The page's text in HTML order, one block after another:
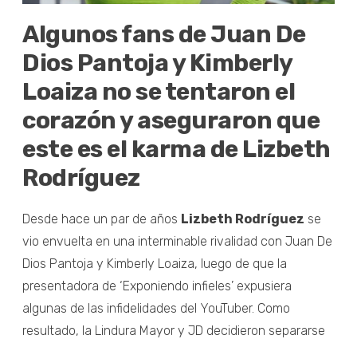
Algunos fans de Juan De
Dios Pantoja y Kimberly
Loaiza no se tentaron el
corazón y aseguraron que
este es el karma de Lizbeth
Rodríguez
Desde hace un par de años Lizbeth Rodríguez se
vio envuelta en una interminable rivalidad con Juan De
Dios Pantoja y Kimberly Loaiza, luego de que la
presentadora de ‘Exponiendo infieles’ expusiera
algunas de las infidelidades del YouTuber. Como
resultado, la Lindura Mayor y JD decidieron separarse